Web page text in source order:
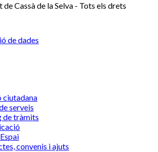
Cassà de la Selva - Tots els drets
de dades
ciutadana
serveis
de tràmits
convenis i ajuts